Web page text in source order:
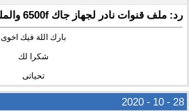
رد: ملف قنوات نادر لجهاز جاك 6500f والملف مرتب وجميل لجهاز نادر
بارك اللة فيك اخوى
شكرا لك
تحياتى
28 - 10 - 2020